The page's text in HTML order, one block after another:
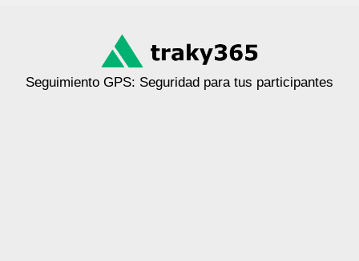
Seguimiento GPS: Seguridad para tus participantes